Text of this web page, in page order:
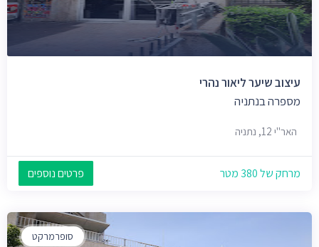
עיצוב שיער ליאור נהרי
מספרה בנתניה
האר"י 12, נתניה
מרחק של 380 מטר פרטים נוספים
סופרמרקט